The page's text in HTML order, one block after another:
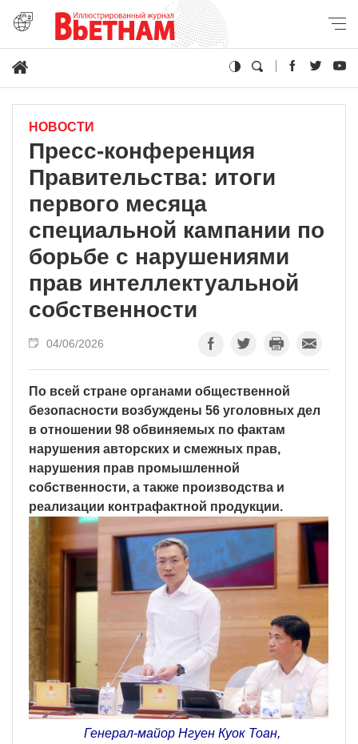
НОВОСТИ
Пресс-конференция
Правительства: итоги
первого месяца
специальной кампании по
борьбе с нарушениями
прав интеллектуальной
собственности
04/06/2026
По всей стране органами общественной
безопасности возбуждены 56 уголовных дел
в отношении 98 обвиняемых по фактам
нарушения авторских и смежных прав,
нарушения прав промышленной
собственности, а также производства и
реализации контрафактной продукции.
Генерал-майор Нгуен Куок Тоан,